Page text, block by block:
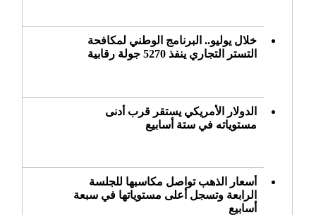
خلال يوليو.. البرنامج الوطني لمكافحة
التستر التجاري ينفذ 5270 جولة رقابية
الدولار الأمريكي يستقر قرب أدنى
مستوياته في ستة أسابيع
أسعار الذهب تواصل مكاسبها للجلسة
الرابعة وتسجل أعلى مستوياتها في سبعة
أسابيع